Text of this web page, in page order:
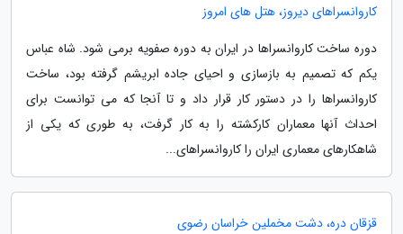
کاروانسراهای دیروز، هتل های امروز
دوره ساخت کاروانسراها در ایران به دوره صفویه برمی شود. شاه عباس
یکم که تصمیم به بازسازی و احیای جاده ابریشم گرفته بود، ساخت
کاروانسراها را در دستور کار قرار داد و تا آنجا که می توانست برای
احداث آنها معماران کارکشته را به کار گرفت، به طوری که یکی از
شاهکارهای معماری ایران را کاروانسراهای...
قزقان دره، دشت مخملین خراسان رضوی